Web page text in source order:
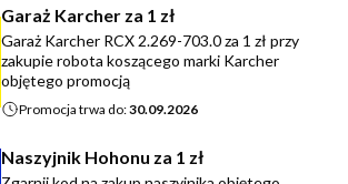
Garaż Karcher za 1 zł
Garaż Karcher RCX 2.269-703.0 za 1 zł przy
zakupie robota koszącego marki Karcher
objętego promocją
Promocja trwa do:30.09.2026
Naszyjnik Hohonu za 1 zł